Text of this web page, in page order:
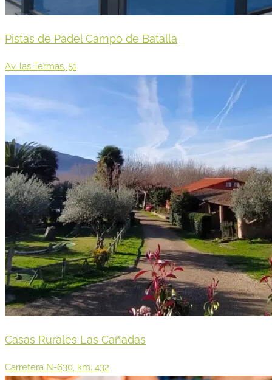
Pistas de Pádel Campo de Batalla
Av. las Termas, 51
Casas Rurales Las Cañadas
Carretera N-630, km. 432